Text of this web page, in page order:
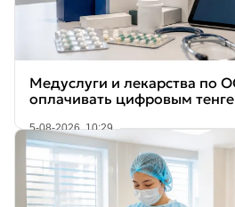
Медуслуги и лекарства по
оплачивать цифровым тенге
5-08-2026, 10:29